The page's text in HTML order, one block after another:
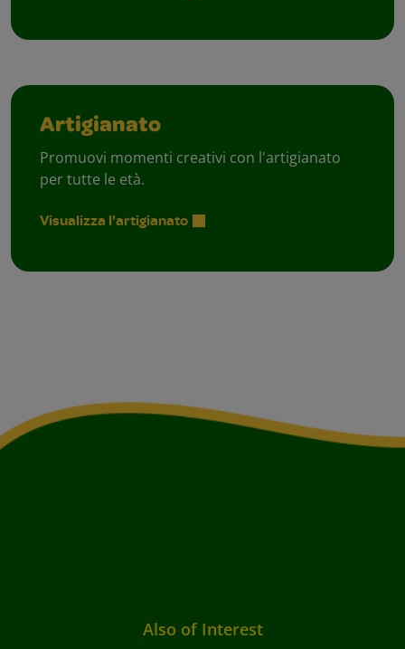
Artigianato
Promuovi momenti creativi con l'artigianato
per tutte le età.
Visualizza l'artigianato
Also of Interest